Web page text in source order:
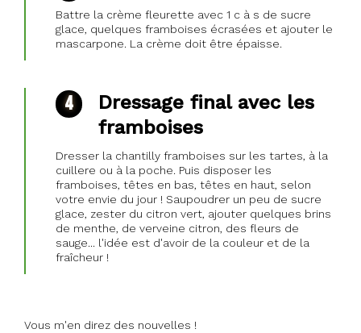
Battre la crème fleurette avec 1 c à s de sucre
glace, quelques framboises écrasées et ajouter le
mascarpone. La crème doit être épaisse.
Dressage final avec les
framboises
Dresser la chantilly framboises sur les tartes, à la
cuillere ou à la poche. Puis disposer les
framboises, têtes en bas, têtes en haut, selon
votre envie du jour ! Saupoudrer un peu de sucre
glace, zester du citron vert, ajouter quelques brins
de menthe, de verveine citron, des fleurs de
sauge... l'idée est d'avoir de la couleur et de la
fraîcheur !
Vous m'en direz des nouvelles !